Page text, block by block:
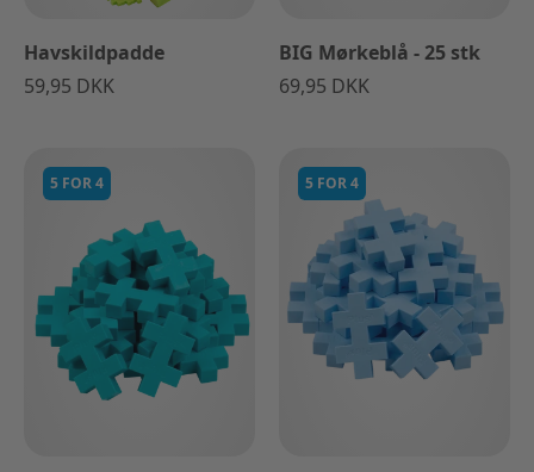
Havskildpadde
59,95 DKK
BIG Mørkeblå - 25 stk
69,95 DKK
5 FOR 4 5 FOR 4